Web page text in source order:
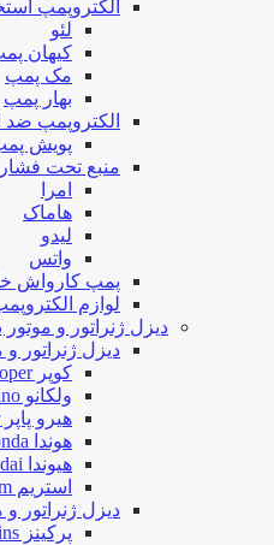
الکتروپمپ
لئو
کیهان
مک پمپ
بهار پمپ
الکتروپمپ ضد
پویش
منبع تحت فشار
امرا
هاماک
لیدو
واتس
پمپ کارواش
لوازم
دیزل ژنراتور و موتور
دیزل ژنراتور و
کوپر cooper
ولکانو Volcano
هیرو پاپر Heropower
هوندا Honda
هیوندا hyundai
استریم stream
دیزل ژنراتور
پرکینز perkins